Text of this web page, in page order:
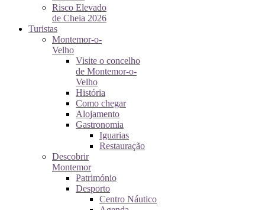
Risco Elevado
de Cheia 2026
Turistas
Montemor-o-
Velho
Visite o concelho
de Montemor-o-
Velho
História
Como chegar
Alojamento
Gastronomia
Iguarias
Restauração
Descobrir
Montemor
Património
Desporto
Centro Náutico